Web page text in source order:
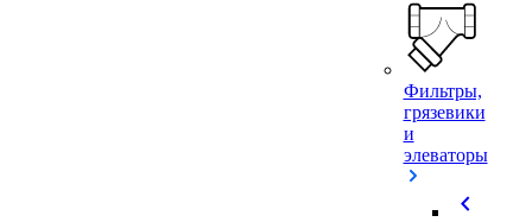
Фильтры,
грязевики
и
элеваторы
chevron_left